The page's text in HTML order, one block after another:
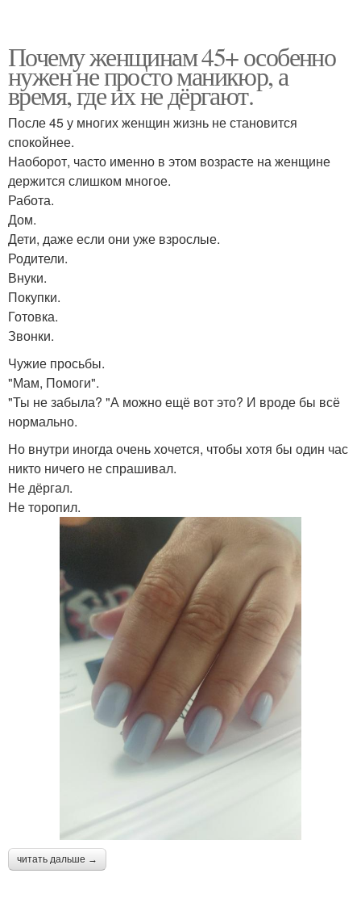
Почему женщинам 45+ особенно
нужен не просто маникюр, а
время, где их не дёргают.
После 45 у многих женщин жизнь не становится
спокойнее.
Наоборот, часто именно в этом возрасте на женщине
держится слишком многое.
Работа.
Дом.
Дети, даже если они уже взрослые.
Родители.
Внуки.
Покупки.
Готовка.
Звонки.
Чужие просьбы.
"Мам, Помоги".
"Ты не забыла? "А можно ещё вот это? И вроде бы всё
нормально.
Но внутри иногда очень хочется, чтобы хотя бы один час
никто ничего не спрашивал.
Не дёргал.
Не торопил.
читать дальше →